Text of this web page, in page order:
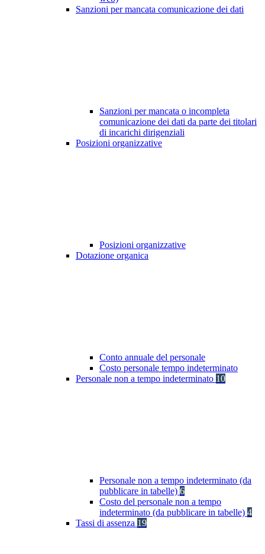
Sanzioni per mancata comunicazione dei dati
Sanzioni per mancata o incompleta
comunicazione dei dati da parte dei titolari
di incarichi dirigenziali
Posizioni organizzative
Posizioni organizzative
Dotazione organica
Conto annuale del personale
Costo personale tempo indeterminato
Personale non a tempo indeterminato 10
Personale non a tempo indeterminato (da
pubblicare in tabelle) 6
Costo del personale non a tempo
indeterminato (da pubblicare in tabelle) 4
Tassi di assenza 19